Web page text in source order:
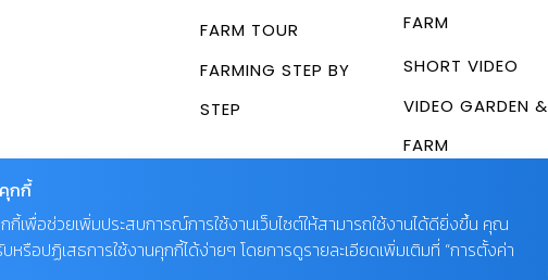
FARM TOUR
FARMING STEP BY
STEP
FARM
SHORT VIDEO
VIDEO GARDEN &
FARM
กกี้
กกี้เพื่อช่วยเพิ่มประสบการณ์การใช้งานเว็บไซต์ให้สามารถใช้งานได้ดียิ่งขึ้น คุณ
หรือปฏิเสธการใช้งานคุกกี้ได้ง่ายๆ โดยการดูรายละเอียดเพิ่มเติมที่ “การตั้งค่า